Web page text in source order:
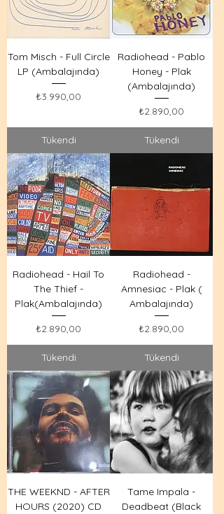
Tom Misch - Full Circle
LP (Ambalajında)
Fiyat
₺3.990,00
Tükendi
Radiohead - Pablo
Honey - Plak
(Ambalajında)
Fiyat
₺2.890,00
Tükendi
Radiohead - Hail To
The Thief -
Plak(Ambalajında)
Fiyat
₺2.890,00
Tükendi
Radiohead -
Amnesiac - Plak (
Ambalajında)
Fiyat
₺2.890,00
Tükendi
THE WEEKND - AFTER
HOURS (2020) CD
Tame Impala -
Deadbeat (Black